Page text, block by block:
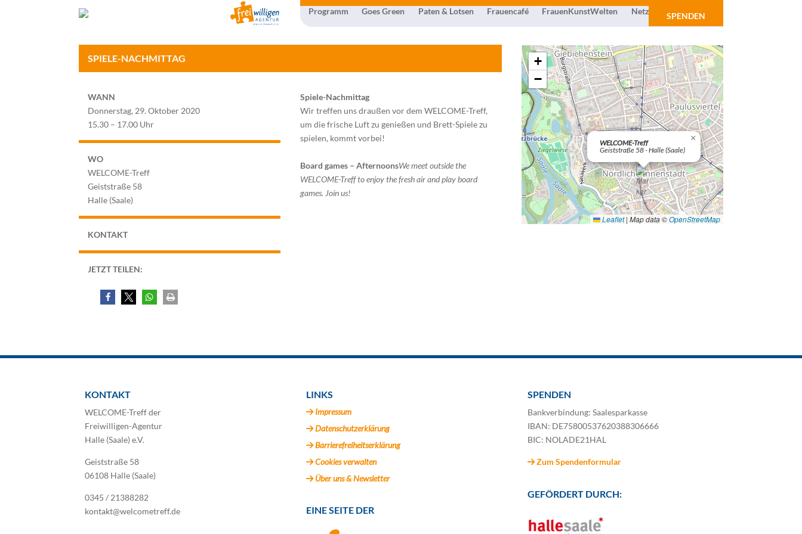
Programm Goes Green Paten & Lotsen Frauencafé FrauenKunstWelten Netzwerk Über uns
SPENDEN
SPIELE-NACHMITTAG
WANN
Donnerstag, 29. Oktober 2020
15.30 – 17.00 Uhr
WO
WELCOME-Treff
Geiststraße 58
Halle (Saale)
KONTAKT
JETZT TEILEN:
Spiele-Nachmittag
Wir treffen uns draußen vor dem WELCOME-Treff,
um die frische Luft zu genießen und Brett-Spiele zu
spielen, kommt vorbei!
Board games – AfternoonsWe meet outside the
WELCOME-Treff to enjoy the fresh air and play board
games. Join us!
WELCOME-Treff
Geiststraße 58 - Halle (Saale)
×
+
−
Leaflet | Map data ©OpenStreetMap
KONTAKT
WELCOME-Treff der
Freiwilligen-Agentur
Halle (Saale) e.V.
Geiststraße 58
06108 Halle (Saale)
0345 / 21388282
kontakt@welcometreff.de
LINKS
Impressum
Datenschutzerklärung
Barrierefreiheitserklärung
Cookies verwalten
Über uns & Newsletter
EINE SEITE DER
SPENDEN
Bankverbindung: Saalesparkasse
IBAN: DE75800537620388306666
BIC: NOLADE21HAL
Zum Spendenformular
GEFÖRDERT DURCH: